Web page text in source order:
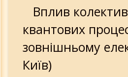
Вплив
квантових
зовнішньому
Київ)